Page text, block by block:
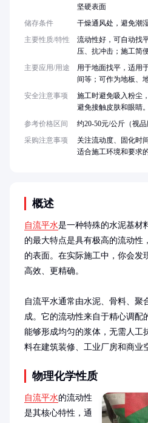
概述
自流平水是一种特殊的水泥基材
的最大特点是具有极高的流动性
的表面。在实际施工中，你会发
高效、更精确。
自流平水通常由水泥、骨料、聚
成。它的流动性来自于精心调配
能够形成均匀的浆体，无需人工
料在建筑装修、工业厂房和商业
物理化学性质
自流平水的流动性
是其核心特性，通
坚硬表面
储存条件
干燥通风处，避免潮
主要性质/特性
流动性好，可自动找
压、抗冲击；施工简
主要应用/用途
用于地面找平，适用
间等；可作为地板、
安全注意事项
施工时避免吸入粉尘
避免接触皮肤和眼睛。
参考价格区间
约20-50元/公斤（视品
采购注意事项
关注流动度、固化时
适合施工环境和要求